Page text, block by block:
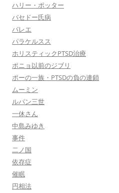
ハリー・ポッター
バセドー氏病
バレエ
パラケルスス
ホリスティックPTSD治療
ポニョ以前のジブリ
ポーの一族・PTSDの負の連鎖
ムーミン
ルパン三世
一休さん
中島みゆき
事件
二ノ国
依存症
催眠
円相法